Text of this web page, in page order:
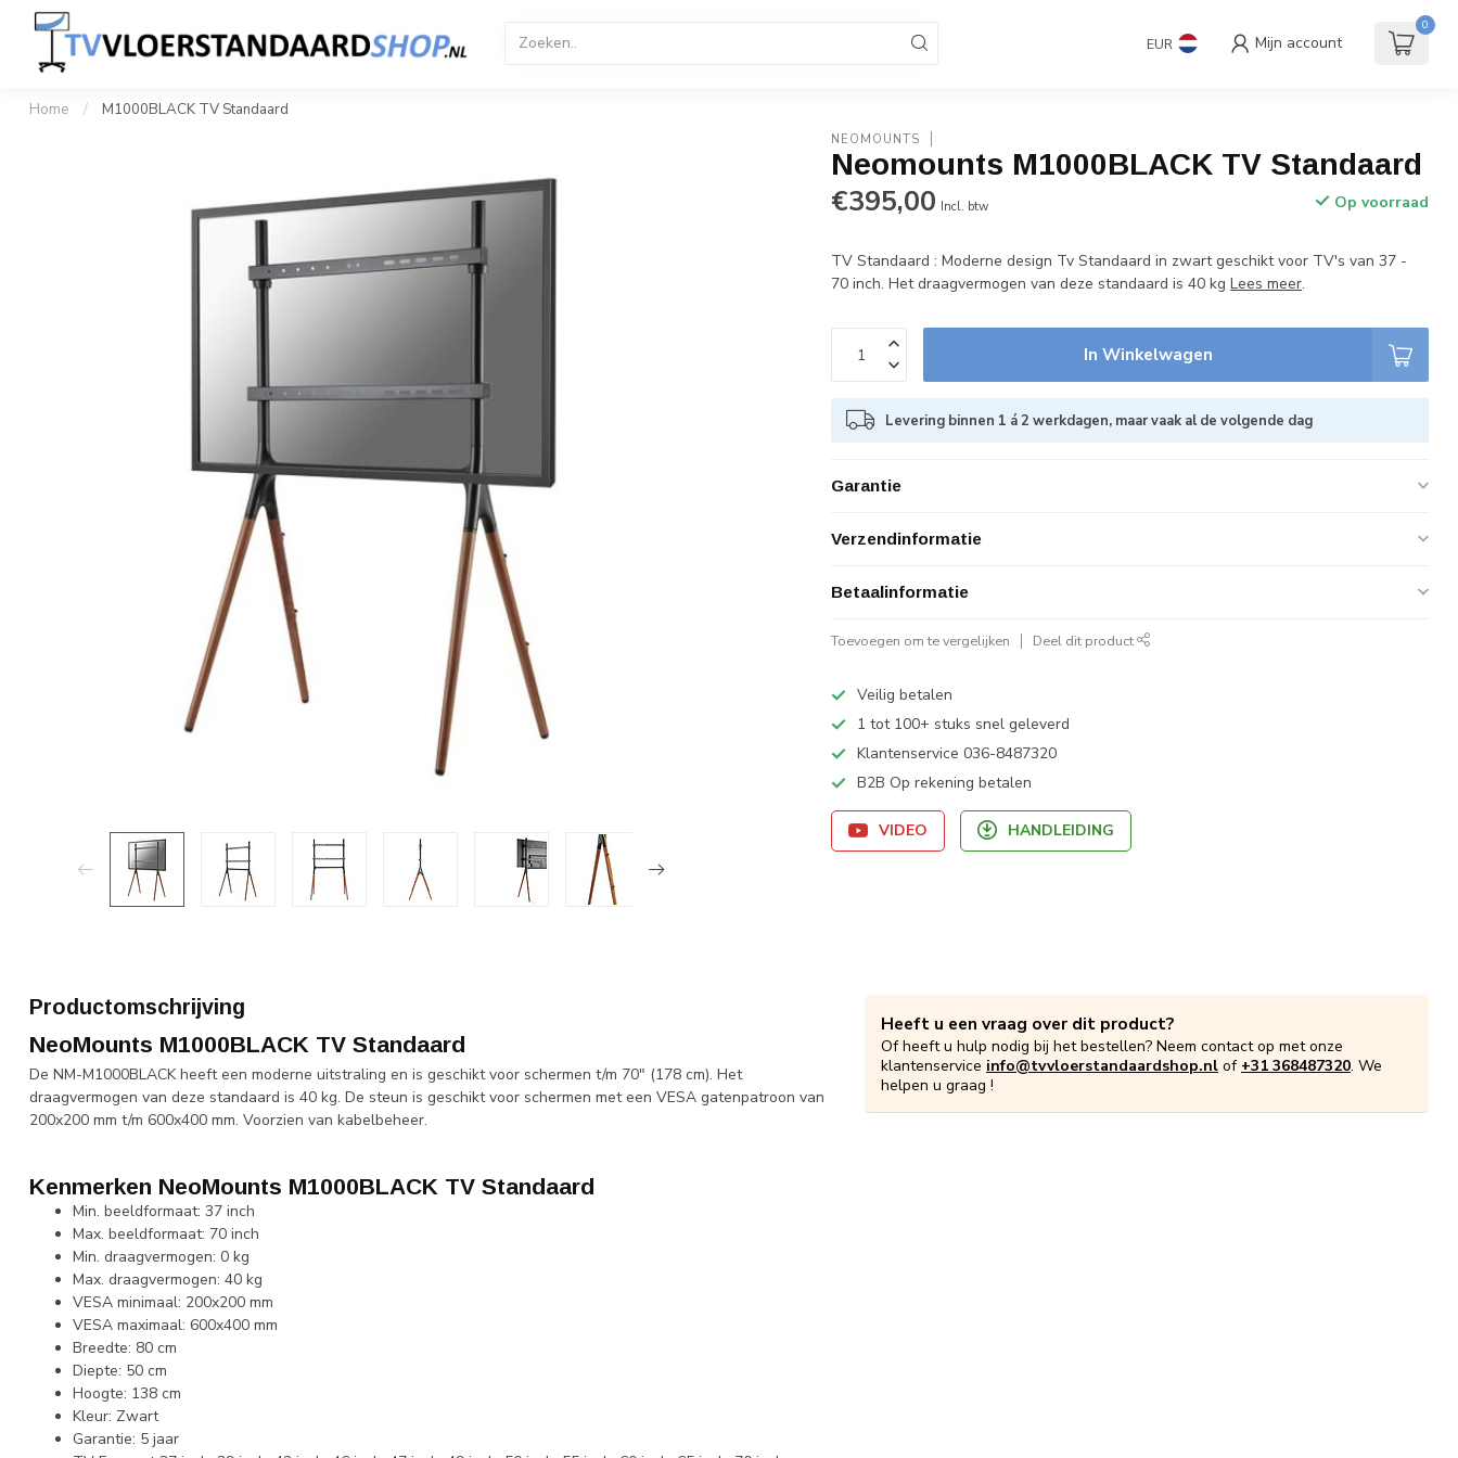
EUR Mijn account
0
Home
Home / M1000BLACK TV Standaard
NEOMOUNTS
Neomounts M1000BLACK TV Standaard
€395,00 Incl. btw Op voorraad
TV Standaard : Moderne design Tv Standaard in zwart geschikt voor TV's van 37 -
70 inch. Het draagvermogen van deze standaard is 40 kgLees meer.
In Winkelwagen
Levering binnen 1 á 2 werkdagen, maar vaak al de volgende dag
Garantie
Verzendinformatie
Betaalinformatie
Toevoegen om te vergelijken Deel dit product
Veilig betalen
1 tot 100+ stuks snel geleverd
Klantenservice 036-8487320
B2B Op rekening betalen
VIDEO HANDLEIDING
Productomschrijving
NeoMounts M1000BLACK TV Standaard
De NM-M1000BLACK heeft een moderne uitstraling en is geschikt voor schermen t/m 70" (178 cm). Het
draagvermogen van deze standaard is 40 kg. De steun is geschikt voor schermen met een VESA gatenpatroon van
200x200 mm t/m 600x400 mm. Voorzien van kabelbeheer.
Kenmerken NeoMounts M1000BLACK TV Standaard
Min. beeldformaat: 37 inch
Max. beeldformaat: 70 inch
Min. draagvermogen: 0 kg
Max. draagvermogen: 40 kg
VESA minimaal: 200x200 mm
VESA maximaal: 600x400 mm
Breedte: 80 cm
Diepte: 50 cm
Hoogte: 138 cm
Kleur: Zwart
Garantie: 5 jaar
Heeft u een vraag over dit product?
Of heeft u hulp nodig bij het bestellen? Neem contact op met onze
klantenservice info@tvvloerstandaardshop.nl of +31 368487320. We
helpen u graag !